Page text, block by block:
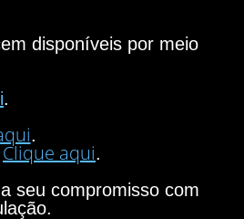
disponíveis por meio
.
.
Clique aqui.
seu compromisso com